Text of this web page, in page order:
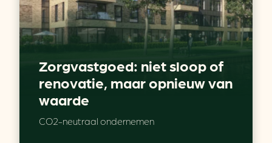
Zorgvastgoed: niet sloop of
renovatie, maar opnieuw van
waarde
CO2-neutraal ondernemen